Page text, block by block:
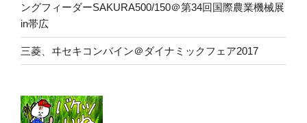
ングフィーダーSAKURA500/150＠第34回国際農業機械展
in帯広
三菱、ヰセキコンバイン＠ダイナミックフェア2017